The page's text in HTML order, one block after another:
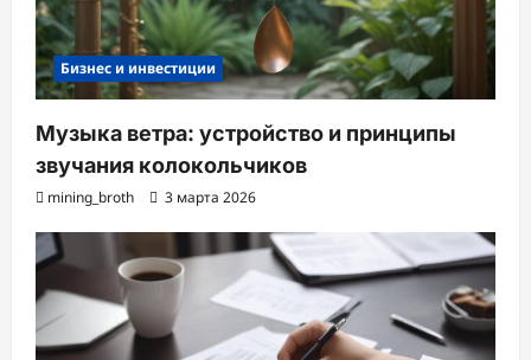
Бизнес и инвестиции
Музыка ветра: устройство и принципы
звучания колокольчиков
mining_broth 3 марта 2026